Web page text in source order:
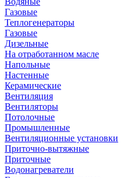
Газовые
Теплогенераторы
Газовые
Дизельные
На отработанном масле
Напольные
Настенные
Керамические
Вентиляция
Вентиляторы
Потолочные
Промышленные
Вентиляционные установки
Приточно-вытяжные
Приточные
Водонагреватели